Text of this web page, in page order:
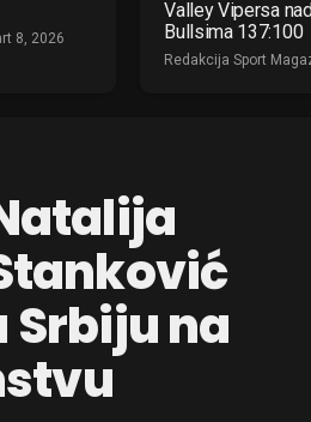
8, 2026
Valley Vipersa
Bullsima 137:100
Redakcija Sport
Srbiju na